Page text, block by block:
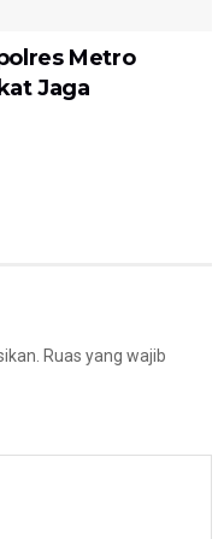
Metro
Jaga
Ruas yang wajib